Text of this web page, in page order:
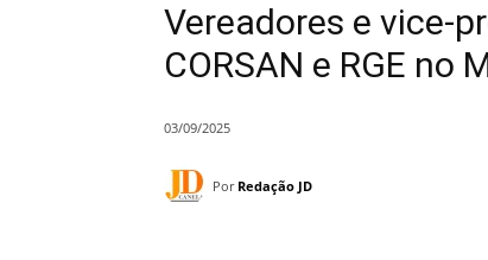
Vereadores e vice-
CORSAN e RGE no
03/09/2025
Por Redação JD